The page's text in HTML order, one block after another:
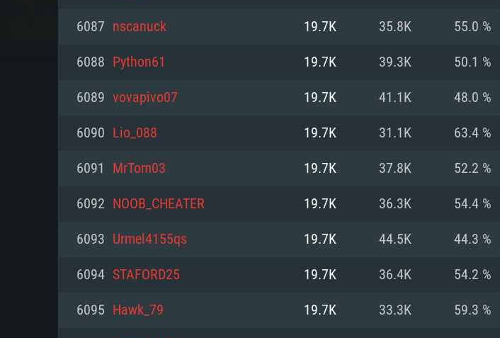
시스템
PC MAC
최소사양
운영체제: Windows 10 (64 bit)
프로세서: 2.2 GHz 듀얼코어 이상
메모리: 4GB
그래픽 카드: DirectX 11 이상을 지원하는 AMD
최소사양
운영체제: Mac OS Big Sur 11.0
프로세서: 최소 2.2 GHz의 Core i5 (Intel Xeon 은 지
원하지 않습니다)
최소사양
운영체제: 64bit Linux 중 최신 버전
프로세서: 2.4 GHz 듀얼코어
메모리: 4 GB
그래픽 카드: Vulkan 을 지원하고, 최신 그래픽 드라
6087 nscanuck 19.7K 35.8K 55.0 %
6088 Python61 19.7K 39.3K 50.1 %
6089 vovapivo07 19.7K 41.1K 48.0 %
6090 Lio_088 19.7K 31.1K 63.4 %
6091 MrTom03 19.7K 37.8K 52.2 %
6092 NOOB_CHEATER 19.7K 36.3K 54.4 %
6093 Urmel4155qs 19.7K 44.5K 44.3 %
6094 STAFORD25 19.7K 36.4K 54.2 %
6095 Hawk_79 19.7K 33.3K 59.3 %